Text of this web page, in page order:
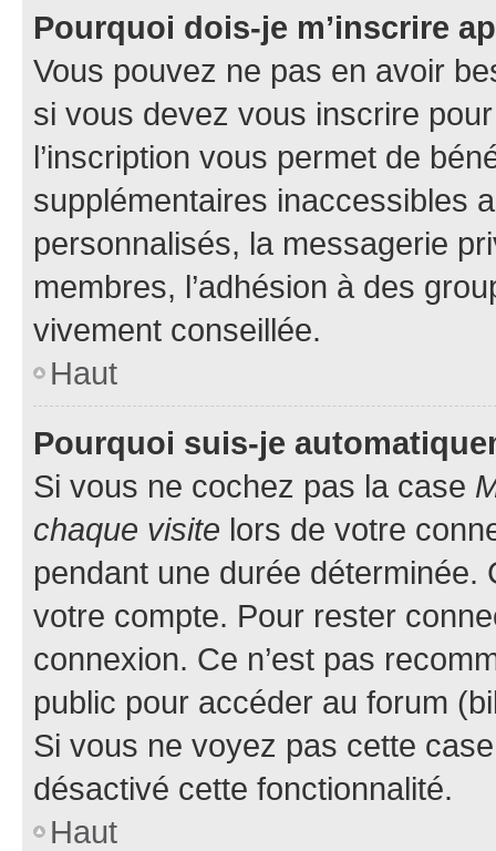
Pourquoi dois-je m’inscrire
Vous pouvez ne pas en avoir
si vous devez vous inscrire
l’inscription vous permet de
supplémentaires inaccessibles
personnalisés, la messagerie
membres, l’adhésion à des
vivement conseillée.
Haut
Pourquoi suis-je
Si vous ne cochez pas la case
chaque visite lors de votre
pendant une durée déterminée.
votre compte. Pour rester
connexion. Ce n’est pas
public pour accéder au forum
Si vous ne voyez pas cette
désactivé cette fonctionnalité.
Haut